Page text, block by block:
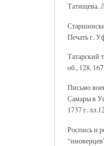
Татищева.
Печать г.
Татарский
об., 128,
Письмо
Самары в
1737 г.
Роспись и